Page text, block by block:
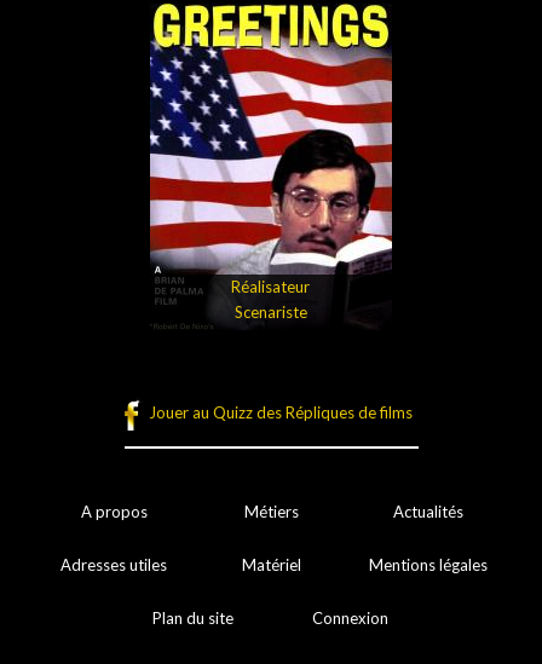
Réalisateur
Scenariste
Jouer au Quizz des Répliques de films
A propos Métiers Actualités
Adresses utiles Matériel Mentions légales
Plan du site Connexion